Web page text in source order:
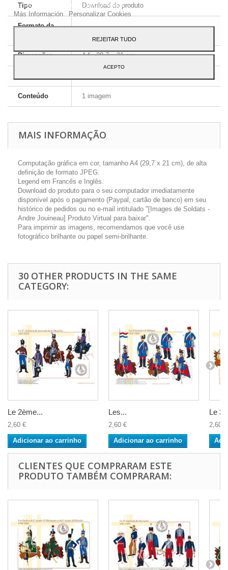
Tipo Download do produto
Formato da
Dimensões A4 - 29,7 x 21 cm
Conteúdo 1 imagem
MAIS INFORMAÇÃO
Computação gráfica em cor, tamanho A4 (29,7 x 21 cm), de alta
definição de formato JPEG.
Legend em Francês e Inglês.
Download do produto para o seu computador imediatamente
disponível após o pagamento (Paypal, cartão de banco) em seu
histórico de pedidos ou no e-mail intitulado "[Images de Soldats -
Andre Jouineau] Produto Virtual para baixar".
Para imprimir as imagens, recomendamos que você use
fotográfico brilhante ou papel semi-brilhante.
30 OTHER PRODUCTS IN THE SAME
CATEGORY:
Le 2ème...
2,60 €
Adicionar ao carrinho
Les...
2,60 €
Adicionar ao carrinho
Le
2,60 €
CLIENTES QUE COMPRARAM ESTE
PRODUTO TAMBÉM COMPRARAM:
ao seu uso, pressione o botão Aceito.
Más Información
Personalizar Cookies
REJEITAR TUDO
ACEPTO